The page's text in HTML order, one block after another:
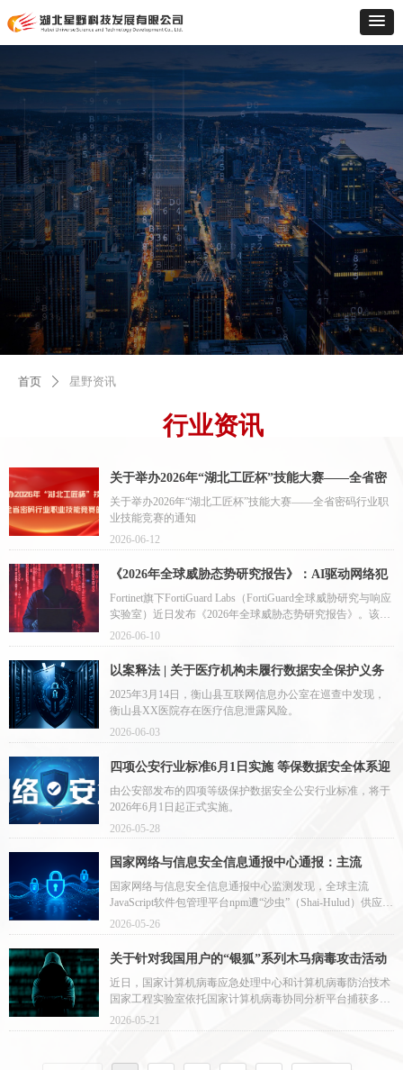
关于举办2026年“湖北工匠杯”技能大赛——全省密
码行业职业技能竞赛的通知
关于举办2026年“湖北工匠杯”技能大赛——全省密码行业职
业技能竞赛的通知
2026-06-12
《2026年全球威胁态势研究报告》：AI驱动网络犯
罪数量飙升，勒索软件受害者年增389%
Fortinet旗下FortiGuard Labs（FortiGuard全球威胁研究与响应
实验室）近日发布《2026年全球威胁态势研究报告》。该报
告概述了2025年至今的活跃威胁态势及演进趋势，并基于
MITRE ATT\x26amp;CK框架对当前的网络攻击战术进行了全
维度剖析。
2026-06-10
以案释法 | 关于医疗机构未履行数据安全保护义务
问题的监督机制
2025年3月14日，衡山县互联网信息办公室在巡查中发现，
衡山县XX医院存在医疗信息泄露风险。
2026-06-03
四项公安行业标准6月1日实施 等保数据安全体系迎
来新升级
由公安部发布的四项等级保护数据安全公安行业标准，将于
2026年6月1日起正式实施。
2026-05-28
国家网络与信息安全信息通报中心通报：主流
JavaScript软件包管理平台npm遭供应链投毒攻击
国家网络与信息安全信息通报中心监测发现，全球主流
JavaScript软件包管理平台npm遭“沙虫”（Shai-Hulud）供应链
投毒攻击
2026-05-26
关于针对我国用户的“银狐”系列木马病毒攻击活动
的预警报告
近日，国家计算机病毒应急处理中心和计算机病毒防治技术
国家工程实验室依托国家计算机病毒协同分析平台捕获多个
木马病毒恶意程序。经分析，发现这些木马病毒均为针对我
国用户的“银狐”木马病毒攻击活动的最新变种。
2026-05-21
行业资讯
首页 ꄲ 星野资讯